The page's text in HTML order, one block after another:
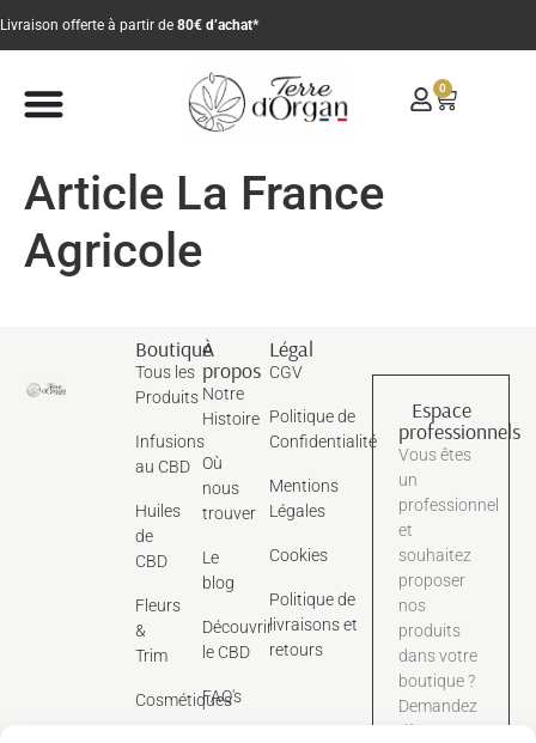
Livraison offerte à partir de 80€ d’achat*
0
Article La France
Agricole
Boutique
Tous les
Produits
Infusions
au CBD
Huiles
de
CBD
Fleurs
&
Trim
Cosmétiques
À
propos
Notre
Histoire
Où
nous
trouver
Le
blog
Découvrir
le CBD
FAQ's
Légal
CGV
Politique de
Confidentialité
Mentions
Légales
Cookies
Politique de
livraisons et
retours
Espace
professionnels
Vous êtes
un
professionnel
et
souhaitez
proposer
nos
produits
dans votre
boutique ?
Demandez
dès